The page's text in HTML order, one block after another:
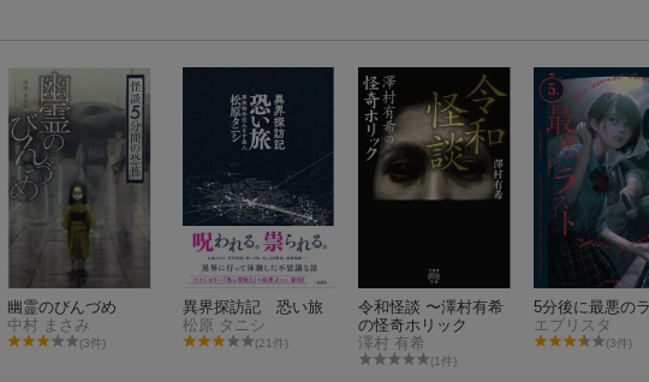
幽霊のびんづめ
中村 まさみ
(3件)
異界探訪記 恐い旅
松原 タニシ
(21件)
令和怪談 〜澤村有希
の怪奇ホリック
澤村 有希
(1件)
5分後に最悪の
エブリスタ
(3件)